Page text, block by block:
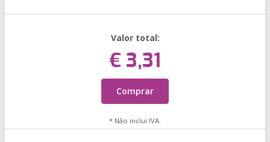
Valor total:
€ 3,31
Comprar
* Não inclui IVA.